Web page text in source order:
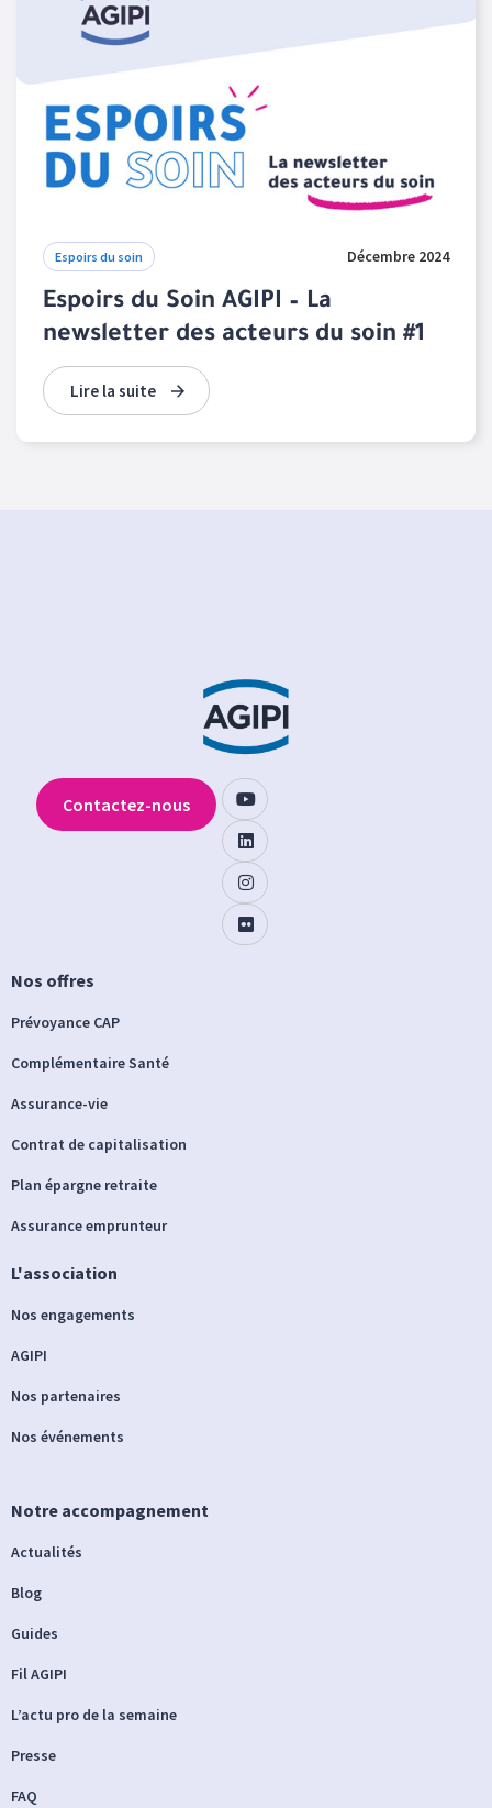
Espoirs du soin Décembre 2024
Espoirs du Soin AGIPI – La
newsletter des acteurs du soin #1
Lire la suite
Nos offres
Prévoyance CAP
Complémentaire Santé
Assurance-vie
Contrat de capitalisation
Plan épargne retraite
Assurance emprunteur
L'association
Nos engagements
AGIPI
Nos partenaires
Nos événements
Notre accompagnement
Actualités
Blog
Guides
Fil AGIPI
L’actu pro de la semaine
Presse
FAQ
Contactez-nous